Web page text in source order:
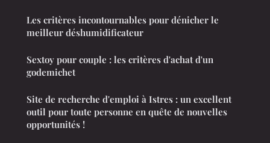
Les critères incontournables pour dénicher le
meilleur déshumidificateur
Sextoy pour couple : les critères d'achat d'un
godemichet
Site de recherche d'emploi à Istres : un excellent
outil pour toute personne en quête de nouvelles
opportunités !